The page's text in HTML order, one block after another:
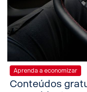
Aprenda a economizar
Conteúdos